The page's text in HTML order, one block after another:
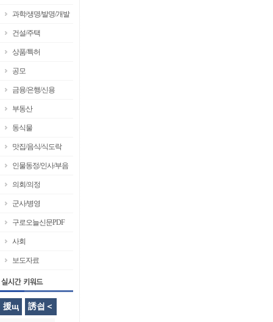
과학/생명/발명/개발
건설/주택
상품/특허
공모
금융/은행/신용
부동산
동식물
맛집/음식/식도락
인물동정/인사/부음
의회/의정
군사/병영
구로오늘신문PDF
사회
보도자료
援щ 誘쇱＜